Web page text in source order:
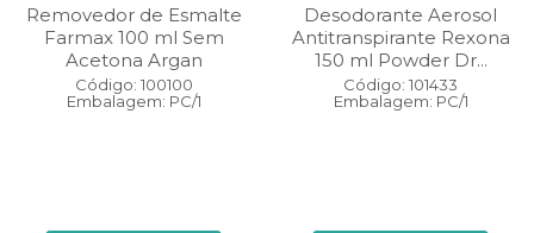
Removedor de Esmalte
Farmax 100 ml Sem
Acetona Argan
Código: 100100
Embalagem: PC/1
Desodorante Aerosol
Antitranspirante Rexona
150 ml Powder Dr...
Código: 101433
Embalagem: PC/1